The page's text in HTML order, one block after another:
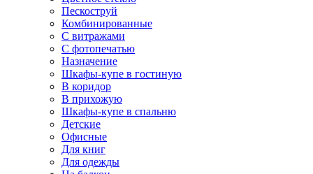
Пескоструй
Комбинированные
С витражами
С фотопечатью
Назначение
Шкафы-купе в гостиную
В коридор
В прихожую
Шкафы-купе в спальню
Детские
Офисные
Для книг
Для одежды